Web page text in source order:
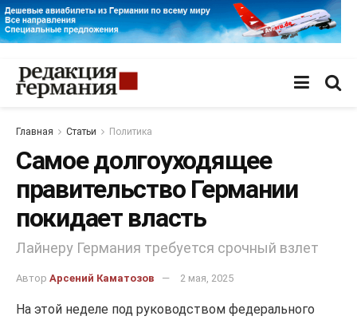
Главная Статьи Политика
Самое долгоуходящее
правительство Германии
покидает власть
Лайнеру Германия требуется срочный взлет
Автор Арсений Каматозов 2 мая, 2025
На этой неделе под руководством федерального